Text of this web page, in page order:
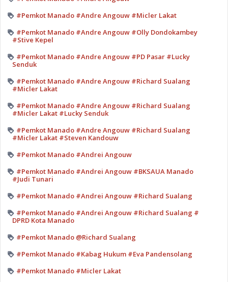
#Pemkot Manado #Andre Angouw #Micler Lakat
#Pemkot Manado #Andre Angouw #Olly Dondokambey
#Stive Kepel
#Pemkot Manado #Andre Angouw #PD Pasar #Lucky
Senduk
#Pemkot Manado #Andre Angouw #Richard Sualang
#Micler Lakat
#Pemkot Manado #Andre Angouw #Richard Sualang
#Micler Lakat #Lucky Senduk
#Pemkot Manado #Andre Angouw #Richard Sualang
#Micler Lakat #Steven Kandouw
#Pemkot Manado #Andrei Angouw
#Pemkot Manado #Andrei Angouw #BKSAUA Manado
#Judi Tunari
#Pemkot Manado #Andrei Angouw #Richard Sualang
#Pemkot Manado #Andrei Angouw #Richard Sualang #
DPRD Kota Manado
#Pemkot Manado @Richard Sualang
#Pemkot Manado #Kabag Hukum #Eva Pandensolang
#Pemkot Manado #Micler Lakat